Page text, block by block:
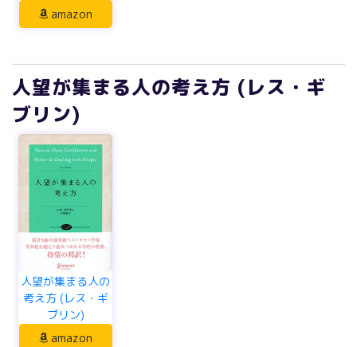
amazon
人望が集まる人の考え方 (レス・ギ
ブリン)
人望が集まる人の
考え方 (レス・ギ
ブリン)
amazon